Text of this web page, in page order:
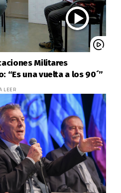
Militares
“Es una vuelta a los 90´”
LEER